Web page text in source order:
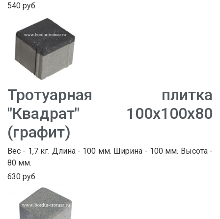
540 руб.
Тротуарная плитка
"Квадрат" 100х100х80
(графит)
Вес - 1,7 кг. Длина - 100 мм. Ширина - 100 мм. Высота -
80 мм.
630 руб.